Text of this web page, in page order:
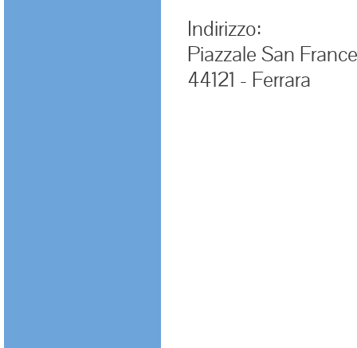
Indirizzo:
Piazzale San
44121 - Ferrara